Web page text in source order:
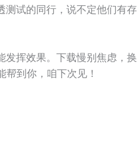
试的同行，说不定他们有
挥效果。下载慢别焦虑，
到你，咱下次见！